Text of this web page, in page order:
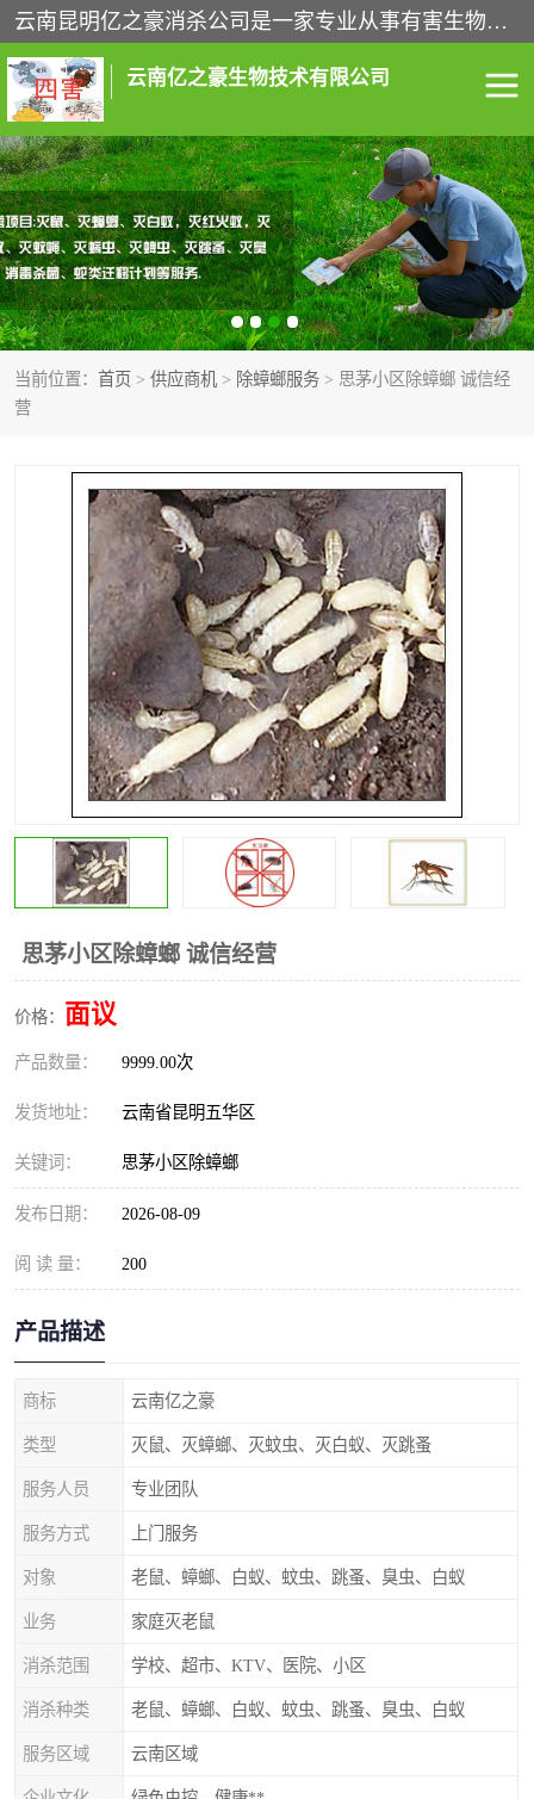
云南昆明亿之豪消杀公司是一家专业从事有害生物防治综合治理的公司，治理服务包括：灭鼠,杀虫,除虫,除蟑螂,白蚁防治,消杀等；安全环保,快速上门,价格透明,完善的售后服务,不影响您的生活工作。
云南亿之豪生物技术有限公司
当前位置： 首页 > 供应商机 > 除蟑螂服务 > 思茅小区除蟑螂 诚信经
营
思茅小区除蟑螂 诚信经营
价格： 面议
产品数量： 9999.00次
发货地址： 云南省昆明五华区
关键词： 思茅小区除蟑螂
发布日期： 2026-08-09
阅 读 量： 200
产品描述
商标 云南亿之豪
类型 灭鼠、灭蟑螂、灭蚊虫、灭白蚁、灭跳蚤
服务人员 专业团队
服务方式 上门服务
对象 老鼠、蟑螂、白蚁、蚊虫、跳蚤、臭虫、白蚁
业务 家庭灭老鼠
消杀范围 学校、超市、KTV、医院、小区
消杀种类 老鼠、蟑螂、白蚁、蚊虫、跳蚤、臭虫、白蚁
服务区域 云南区域
灭鼠服务 杀虫服务
除虫服务 除蟑螂服务
白蚁防治服务 消杀服务
昆明灭老鼠 昆明灭蟑螂
昆明消毒公司 昆明白蚁防治
昆明灭红火蚁公司 昆明驱蛇公司
昆明除虫除蚁